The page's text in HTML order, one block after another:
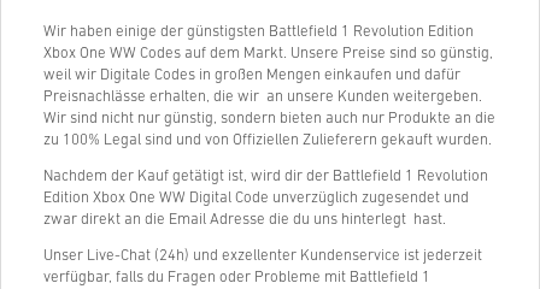
Wir haben einige der günstigsten Battlefield 1 Revolution Edition
Xbox One WW Codes auf dem Markt. Unsere Preise sind so günstig,
weil wir Digitale Codes in großen Mengen einkaufen und dafür
Preisnachlässe erhalten, die wir an unsere Kunden weitergeben.
Wir sind nicht nur günstig, sondern bieten auch nur Produkte an die
zu 100% Legal sind und von Offiziellen Zulieferern gekauft wurden.
Nachdem der Kauf getätigt ist, wird dir der Battlefield 1 Revolution
Edition Xbox One WW Digital Code unverzüglich zugesendet und
zwar direkt an die Email Adresse die du uns hinterlegt hast.
Unser Live-Chat (24h) und exzellenter Kundenservice ist jederzeit
verfügbar, falls du Fragen oder Probleme mit Battlefield 1